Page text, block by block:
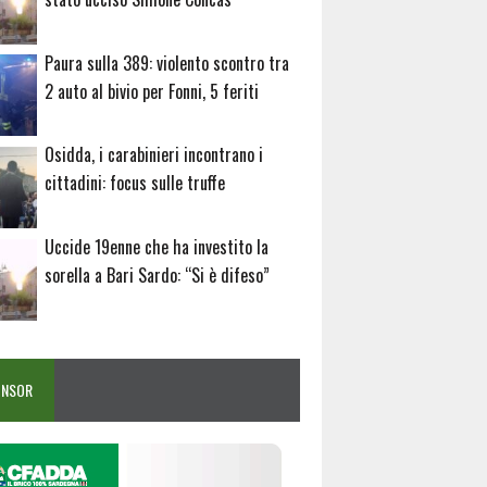
Paura sulla 389: violento scontro tra
2 auto al bivio per Fonni, 5 feriti
Osidda, i carabinieri incontrano i
cittadini: focus sulle truffe
Uccide 19enne che ha investito la
sorella a Bari Sardo: “Si è difeso”